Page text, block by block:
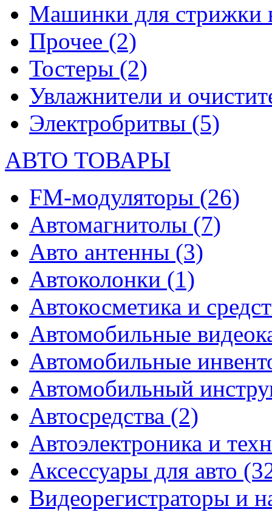
Машинки для стрижки
Прочее (2)
Тостеры (2)
Увлажнители и
Электробритвы (5)
АВТО ТОВАРЫ
FM-модуляторы (26)
Автомагнитолы (7)
Авто антенны (3)
Автоколонки (1)
Автокосметика и
Автомобильные
Автомобильные
Автомобильный
Автосредства (2)
Автоэлектроника и
Аксессуары для авто
Видеорегистраторы и